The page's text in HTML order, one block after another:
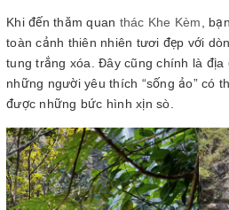
Khi đến thăm quan thác Khe Kèm ,
toàn cảnh thiên nhiên tươi đẹp với
tung trắng xóa. Đây cũng chính là địa
những người yêu thích “sống ảo” có
được những bức hình xịn sò.